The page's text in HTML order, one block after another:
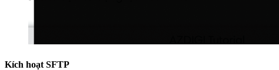
Kích hoạt SFTP